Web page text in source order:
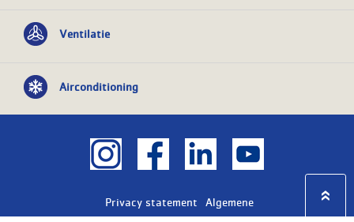
Ventilatie
Airconditioning
Privacy statement
Algemene